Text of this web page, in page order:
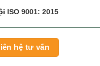
ISO 9001: 2015
hệ tư vấn